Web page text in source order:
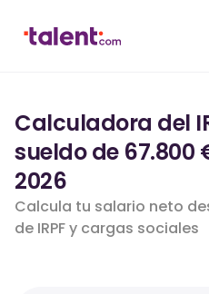
Calculadora del
sueldo de
2026
Calcula tu salario neto
de IRPF y cargas sociales